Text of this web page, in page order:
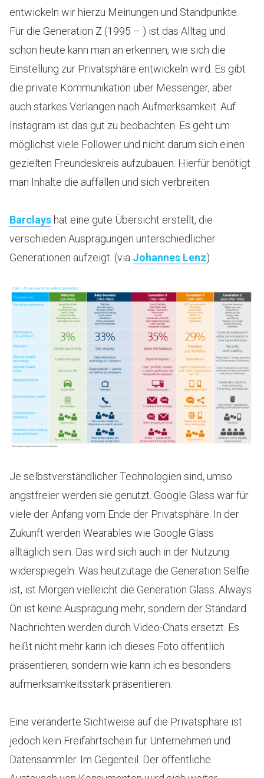
entwickeln wir hierzu Meinungen und Standpunkte.
Für die Generation Z (1995 – ) ist das Alltag und
schon heute kann man an erkennen, wie sich die
Einstellung zur Privatsphäre entwickeln wird. Es gibt
die private Kommunikation über Messenger, aber
auch starkes Verlangen nach Aufmerksamkeit. Auf
Instagram ist das gut zu beobachten. Es geht um
möglichst viele Follower und nicht darum sich einen
gezielten Freundeskreis aufzubauen. Hierfür benötigt
man Inhalte die auffallen und sich verbreiten.
Barclays hat eine gute Übersicht erstellt, die
verschieden Ausprägungen unterschiedlicher
Generationen aufzeigt. (via Johannes Lenz)
Je selbstverständlicher Technologien sind, umso
angstfreier werden sie genutzt. Google Glass war für
viele der Anfang vom Ende der Privatsphäre. In der
Zukunft werden Wearables wie Google Glass
alltäglich sein. Das wird sich auch in der Nutzung
widerspiegeln. Was heutzutage die Generation Selfie
ist, ist Morgen vielleicht die Generation Glass. Always
On ist keine Ausprägung mehr, sondern der Standard.
Nachrichten werden durch Video-Chats ersetzt. Es
heißt nicht mehr kann ich dieses Foto öffentlich
präsentieren, sondern wie kann ich es besonders
aufmerksamkeitsstark präsentieren.
Eine veränderte Sichtweise auf die Privatsphäre ist
jedoch kein Freifahrtschein für Unternehmen und
Datensammler. Im Gegenteil. Der öffentliche